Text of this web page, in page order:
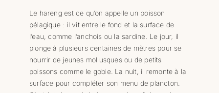
Le hareng est ce qu’on appelle un poisson
pélagique : il vit entre le fond et la surface de
l’eau, comme l’anchois ou la sardine. Le jour, il
plonge à plusieurs centaines de mètres pour se
nourrir de jeunes mollusques ou de petits
poissons comme le gobie. La nuit, il remonte à la
surface pour compléter son menu de plancton.